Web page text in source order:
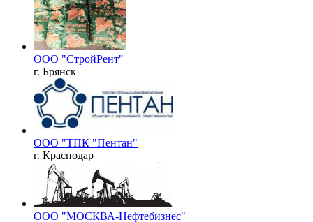
ООО "СтройРент"
г. Брянск
ООО "ТПК "Пентан"
г. Краснодар
ООО "МОСКВА-Нефтебизнес"